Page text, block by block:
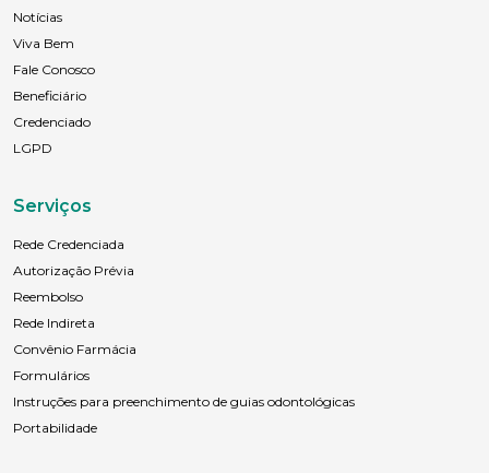
Notícias
Viva Bem
Fale Conosco
Beneficiário
Credenciado
LGPD
Serviços
Rede Credenciada
Autorização Prévia
Reembolso
Rede Indireta
Convênio Farmácia
Formulários
Instruções para preenchimento de guias odontológicas
Portabilidade